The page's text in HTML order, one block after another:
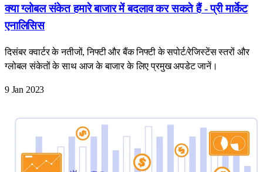
क्या ग्लोबल संकेत हमारे बाजार में बदलाव कर सकते हैं - प्री मार्केट
एनालिसिस
दिसंबर क्वार्टर के नतीजों, निफ्टी और बैंक निफ्टी के सपोर्ट/रेजिस्टेंस स्तरों और
ग्लोबल संकेतों के साथ आज के बाजार के लिए प्रमुख अपडेट जानें।
9 Jan 2023